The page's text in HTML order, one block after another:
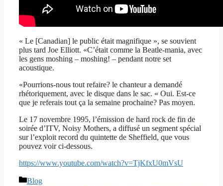
« Le [Canadian] le public était magnifique », se souvient
plus tard Joe Elliott. «C’était comme la Beatle-mania, avec
les gens moshing – moshing! – pendant notre set
acoustique.
«Pourrions-nous tout refaire? le chanteur a demandé
rhétoriquement, avec le disque dans le sac. « Oui. Est-ce
que je referais tout ça la semaine prochaine? Pas moyen.
Le 17 novembre 1995, l’émission de hard rock de fin de
soirée d’ITV, Noisy Mothers, a diffusé un segment spécial
sur l’exploit record du quintette de Sheffield, que vous
pouvez voir ci-dessous.
https://www.youtube.com/watch?v=TjKfxU0mVsU
Catégories
Blog